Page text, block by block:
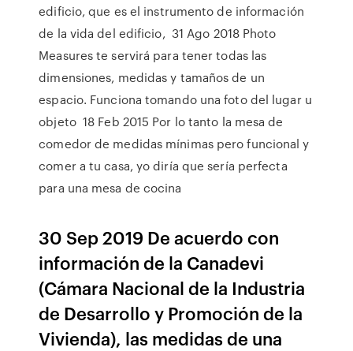
edificio, que es el instrumento de información
de la vida del edificio, 31 Ago 2018 Photo
Measures te servirá para tener todas las
dimensiones, medidas y tamaños de un
espacio. Funciona tomando una foto del lugar u
objeto 18 Feb 2015 Por lo tanto la mesa de
comedor de medidas mínimas pero funcional y
comer a tu casa, yo diría que sería perfecta
para una mesa de cocina
30 Sep 2019 De acuerdo con
información de la Canadevi
(Cámara Nacional de la Industria
de Desarrollo y Promoción de la
Vivienda), las medidas de una